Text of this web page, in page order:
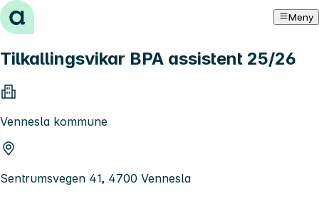
Hopp til innhold Meny
Tilkallingsvikar BPA assistent 25/26
Vennesla kommune
Sentrumsvegen 41, 4700 Vennesla